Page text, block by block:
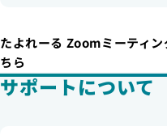
たよれーる Zoomミーティ
ちら
サポートについて